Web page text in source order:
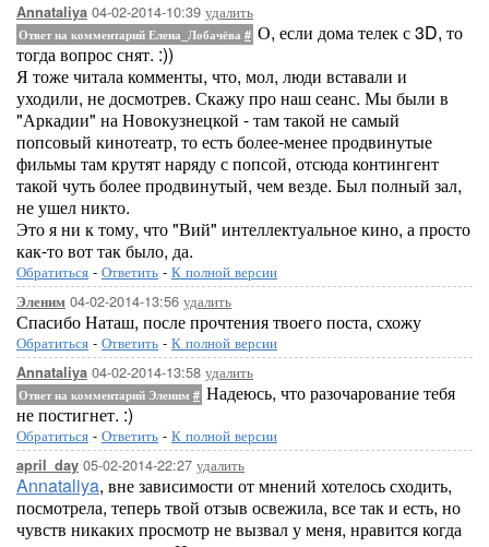
Annataliya 04-02-2014-10:39 удалить
Ответ на комментарий Елена_Лобачёва # О, если дома телек с 3D, то
тогда вопрос снят. :))
Я тоже читала комменты, что, мол, люди вставали и
уходили, не досмотрев. Скажу про наш сеанс. Мы были в
"Аркадии" на Новокузнецкой - там такой не самый
попсовый кинотеатр, то есть более-менее продвинутые
фильмы там крутят наряду с попсой, отсюда контингент
такой чуть более продвинутый, чем везде. Был полный зал,
не ушел никто.
Это я ни к тому, что "Вий" интеллектуальное кино, а просто
как-то вот так было, да.
Обратиться - Ответить - К полной версии
Эленим 04-02-2014-13:56 удалить
Спасибо Наташ, после прочтения твоего поста, схожу
Обратиться - Ответить - К полной версии
Annataliya 04-02-2014-13:58 удалить
Ответ на комментарий Эленим # Надеюсь, что разочарование тебя
не постигнет. :)
Обратиться - Ответить - К полной версии
april_day 05-02-2014-22:27 удалить
Annataliya, вне зависимости от мнений хотелось сходить,
посмотрела, теперь твой отзыв освежила, все так и есть, но
чувств никаких просмотр не вызвал у меня, нравится когда